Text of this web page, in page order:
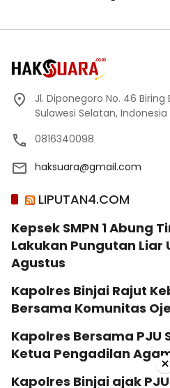
Jl. Diponegoro No. 46 Biring
Sulawesi Selatan, Indonesia
0816340098
haksuara@gmail.com
LIPUTAN4.COM
Kepsek SMPN 1 Abung
Lakukan Pungutan Liar
Agustus
Kapolres Binjai Rajut
Bersama Komunitas
Kapolres Bersama
Ketua Pengadilan
Kapolres Binjai ajak
×